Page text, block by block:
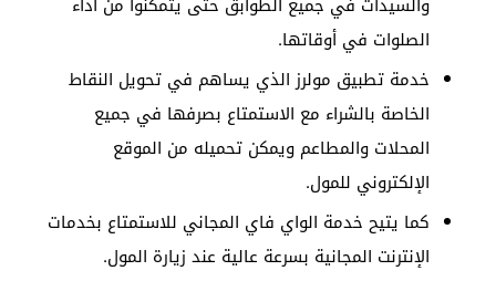
الصلوات في أوقاتها.
خدمة تطبيق مولرز الذي يساهم في تحويل النقاط
الخاصة بالشراء مع الاستمتاع بصرفها في جميع
المحلات والمطاعم ويمكن تحميله من الموقع
الإلكتروني للمول.
كما يتيح خدمة الواي فاي المجاني للاستمتاع بخدمات
الإنترنت المجانية بسرعة عالية عند زيارة المول.